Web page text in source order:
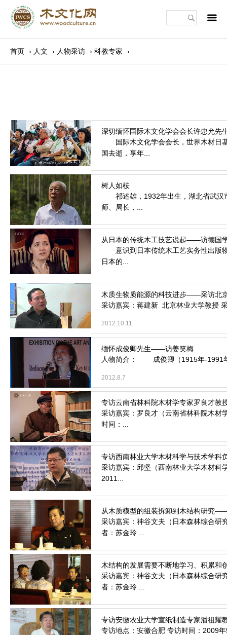
首页 › 人文 › 人物采访 › 科教专家 ›
国际木文化学会会长，世界木材日基
国去逝，享年...
2021.12.2
祁述雄，1932年出生，湖北省武汉
师、局长，...
2016.1.20
意识到日本传统木工艺实务性出版物
日本的...
2013.5.10
采访嘉宾：蒋建新 北京林业大学教授
2012.10.11
人物简介： 成俊卿（1915年-1991年
2012.8.7
采访嘉宾：罗良才（云南省林科院木材
时间：...
2012.4.9
采访嘉宾：邱坚（西南林业大学木材科
2011...
2012.4.9
采访嘉宾：神谷文夫（日本森林综合研
者：苏金玲 ...
2011.10.11
采访嘉宾：神谷文夫（日本森林综合研
者：苏金玲 ...
2011.10.11
专访地点：安徽合肥 专访时间：2009